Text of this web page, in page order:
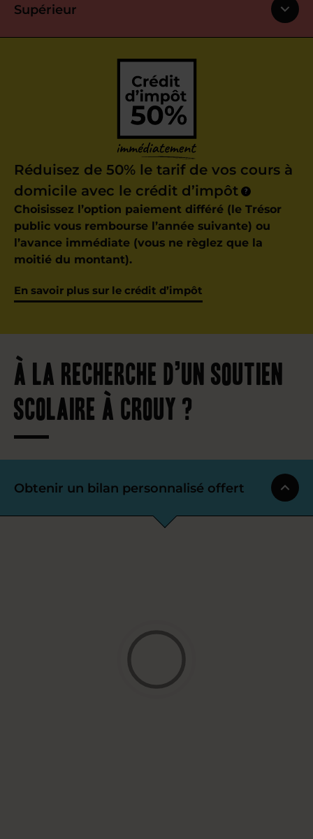
Supérieur
Réduisez de 50% le tarif de vos cours à
domicile avec le crédit d’impôt
?
Choisissez l’option paiement différé (le Trésor
public vous rembourse l’année suivante) ou
l’avance immédiate (vous ne règlez que la
moitié du montant).
En savoir plus sur le crédit d’impôt
À la recherche d’un soutien
scolaire à Crouy ?
Obtenir un bilan personnalisé offert